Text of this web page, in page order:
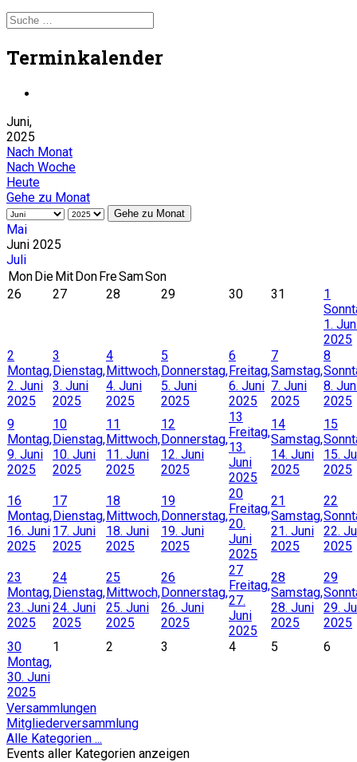
Terminkalender
Juni,
2025
Nach Monat
Nach Woche
Heute
Gehe zu Monat
Gehe zu Monat
Mai
Juni 2025
Juli
MonDieMitDonFreSamSon
26
27 28 29 30 31
1
1.
2025
2
Montag,
2. Juni
2025
3
Dienstag,
3. Juni
2025
4
Mittwoch,
4. Juni
2025
5
Donnerstag,
5. Juni
2025
6
Freitag,
6. Juni
2025
7
Samstag,
7. Juni
2025
8
8.
2025
9
Montag,
9. Juni
2025
10
Dienstag,
10. Juni
2025
11
Mittwoch,
11. Juni
2025
12
Donnerstag,
12. Juni
2025
13
Freitag,
13.
Juni
2025
14
Samstag,
14. Juni
2025
15
15.
2025
16
Montag,
16. Juni
2025
17
Dienstag,
17. Juni
2025
18
Mittwoch,
18. Juni
2025
19
Donnerstag,
19. Juni
2025
20
Freitag,
20.
Juni
2025
21
Samstag,
21. Juni
2025
22
22.
2025
23
Montag,
23. Juni
2025
24
Dienstag,
24. Juni
2025
25
Mittwoch,
25. Juni
2025
26
Donnerstag,
26. Juni
2025
27
Freitag,
27.
Juni
2025
28
Samstag,
28. Juni
2025
29
29.
2025
30
Montag,
30. Juni
2025
1 2 3 4 5 6
Versammlungen
Mitgliederversammlung
Alle Kategorien ...
Events aller Kategorien anzeigen